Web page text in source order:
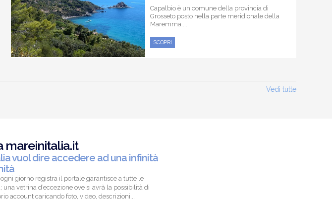
Capalbio è un comune della provincia di
Grosseto posto nella parte meridionale della
Maremma....
SCOPRI
Vedi tutte
mareinitalia.it
vuol dire accedere ad una infinità
giorno registra il portale garantisce a tutte le
vetrina d’eccezione ove si avrà la possibilità di
account caricando foto, video, descrizioni...